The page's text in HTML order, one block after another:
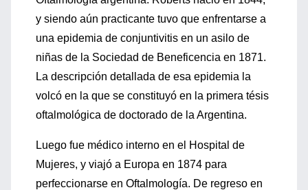
y siendo aún practicante tuvo que enfrentarse a
una epidemia de conjuntivitis en un asilo de
niñas de la Sociedad de Beneficencia en 1871.
La descripción detallada de esa epidemia la
volcó en la que se constituyó en la primera tésis
oftalmológica de doctorado de la Argentina.
Luego fue médico interno en el Hospital de
Mujeres, y viajó a Europa en 1874 para
perfeccionarse en Oftalmología. De regreso en